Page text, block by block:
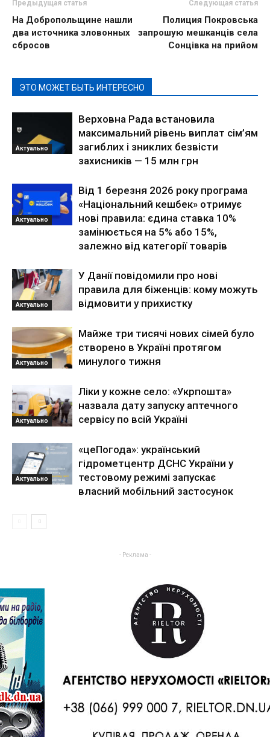
Предыдущая статья
На Добропольщине нашли
два источника зловонных
сбросов
Следующая статья
Полиция Покровська
запрошую мешканців села
Сонцівка на прийом
ЭТО МОЖЕТ БЫТЬ ИНТЕРЕСНО
Актуально
Верховна Рада встановила
максимальний рівень виплат сім’ям
загиблих і зниклих безвісти
захисників — 15 млн грн
Актуально
Від 1 березня 2026 року програма
«Національний кешбек» отримує
нові правила: єдина ставка 10%
замінюється на 5% або 15%,
залежно від категорії товарів
Актуально
У Данії повідомили про нові
правила для біженців: кому можуть
відмовити у прихистку
Актуально
Майже три тисячі нових сімей було
створено в Україні протягом
минулого тижня
Актуально
Ліки у кожне село: «Укрпошта»
назвала дату запуску аптечного
сервісу по всій Україні
Актуально
«цеПогода»: український
гідрометцентр ДСНС України у
тестовому режимі запускає
власний мобільний застосунок
- Реклама -